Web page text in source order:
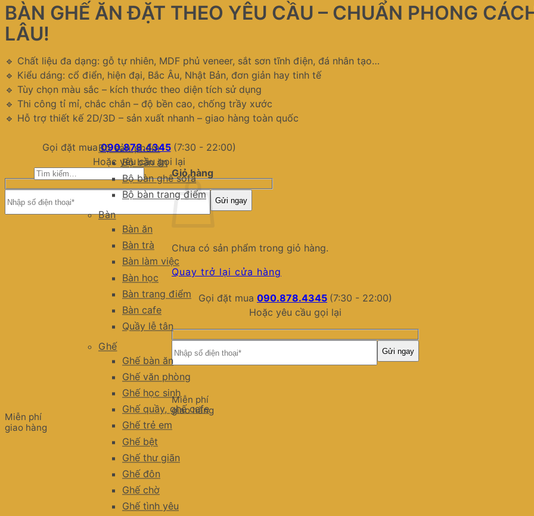
Bộ sản phẩm
Bộ bàn ăn
Bộ bàn ghế sofa
Bộ bàn trang điểm
Bàn
Bàn ăn
Bàn trà
Bàn làm việc
Bàn học
Bàn trang điểm
Bàn cafe
Quầy lễ tân
Ghế
Ghế bàn ăn
Ghế văn phòng
Ghế học sinh
Ghế quầy, ghế cafe
Ghế trẻ em
Ghế bệt
Ghế thư giãn
Ghế đôn
Ghế chờ
Ghế tình yêu
Tìm
kiếm:
Giỏ hàng
Chưa có sản phẩm trong giỏ hàng.
Quay trở lại cửa hàng
Gọi đặt mua 090.878.4345 (7:30 - 22:00)
Hoặc yêu cầu gọi lại
Miễn phí
giao hàng
BÀN GHẾ ĂN ĐẶT THEO YÊU CẦU – CHUẨN PHONG
LÂU!
🔹 Chất liệu đa dạng: gỗ tự nhiên, MDF phủ veneer, sắt sơn tĩnh điện, đá nhân tạo…
🔹 Kiểu dáng: cổ điển, hiện đại, Bắc Âu, Nhật Bản, đơn giản hay tinh tế
🔹 Tùy chọn màu sắc – kích thước theo diện tích sử dụng
🔹 Thi công tỉ mỉ, chắc chắn – độ bền cao, chống trầy xước
🔹 Hỗ trợ thiết kế 2D/3D – sản xuất nhanh – giao hàng toàn quốc
Gọi đặt mua090.878.4345 (7:30 - 22:00)
Hoặc yêu cầu gọi lại
Miễn phí
giao hàng